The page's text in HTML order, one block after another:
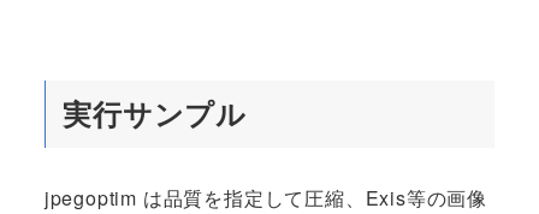
実行サンプル
jpegoptim は品質を指定して圧縮、Exis等の画像